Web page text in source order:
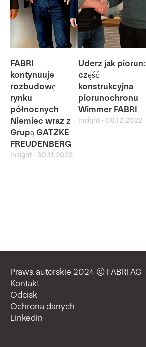
FABRI
kontynuuje
rozbudowę
rynku
północnych
Niemiec wraz z
Grupą GATZKE
FREUDENBERG
Insight - 30.11.2023
Uderz jak piorun:
część
konstrukcyjna
piorunochronu
Wimmer FABRI
Insight - 08.12.2022
Prawa autorskie 2024 © FABRI AG
Kontakt
Odcisk
Ochrona danych
LinkedIn